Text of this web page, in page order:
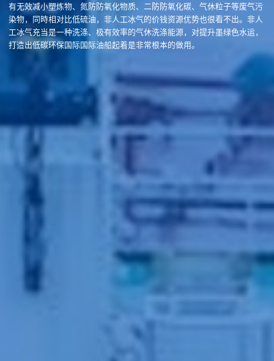
有无效减小塑炼物、氮防防氧化物质、二防防氧化碳、气休粒子等废气污
染物，同時相对比低硫油，非人工冰气的价钱资源优势也很看不出。非人
工冰气充当是一种洗涤、极有效率的气休洗涤能源，对提升墨绿色水运，
打造出低碳环保国际国际油船起着是非常根本的做用。